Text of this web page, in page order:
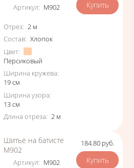
Артикул: М902
Характеристики
Отрез: 2 м
Состав: Хлопок
Цвет:
Персиковый
Ширина кружева:
19см
Ширина узора:
13см
Длина отреза: 2 м
Шитье на батисте
М902
Артикул: М902
Цена
184.80 руб.